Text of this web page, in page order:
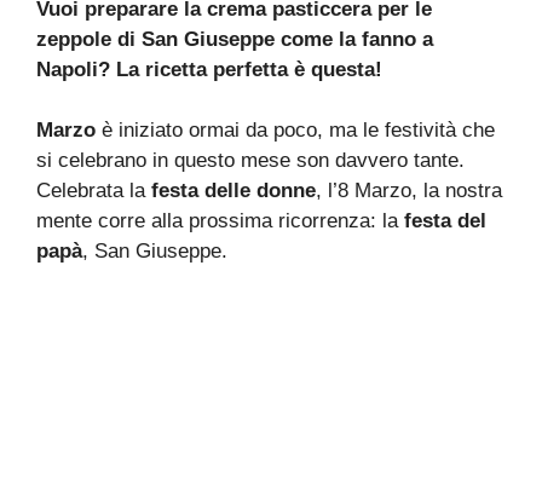
Vuoi preparare la crema pasticcera per le
zeppole di San Giuseppe come la fanno a
Napoli? La ricetta perfetta è questa!
Marzo è iniziato ormai da poco, ma le festività che
si celebrano in questo mese son davvero tante.
Celebrata la festa delle donne, l’8 Marzo, la nostra
mente corre alla prossima ricorrenza: lafesta del
papà, San Giuseppe.